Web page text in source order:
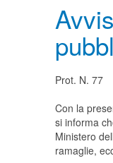
Prot. N. 77
Con la
si informa
Ministero
ramaglie,